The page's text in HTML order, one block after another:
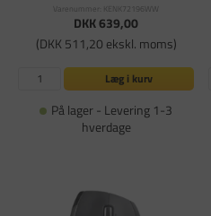
Varenummer: KENK72196WW
DKK 639,00
(DKK 511,20 ekskl. moms)
Læg i kurv
På lager - Levering 1-3
hverdage